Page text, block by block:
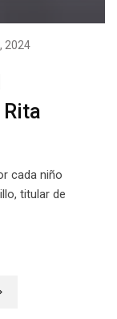
2024
cada niño
titular de